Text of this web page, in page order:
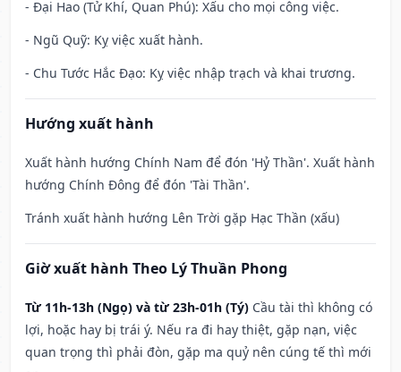
- Đại Hao (Tử Khí, Quan Phú): Xấu cho mọi công việc.
- Ngũ Quỹ: Kỵ việc xuất hành.
- Chu Tước Hắc Đạo: Kỵ việc nhập trạch và khai trương.
Hướng xuất hành
Xuất hành hướng Chính Nam để đón 'Hỷ Thần'. Xuất hành
hướng Chính Đông để đón 'Tài Thần'.
Tránh xuất hành hướng Lên Trời gặp Hạc Thần (xấu)
Giờ xuất hành Theo Lý Thuần Phong
Từ 11h-13h (Ngọ) và từ 23h-01h (Tý) Cầu tài thì không có
lợi, hoặc hay bị trái ý. Nếu ra đi hay thiệt, gặp nạn, việc
quan trọng thì phải đòn, gặp ma quỷ nên cúng tế thì mới